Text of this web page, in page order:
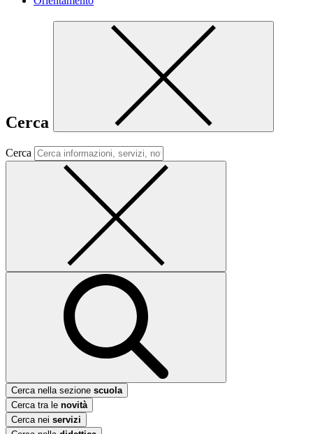
Cerca
Cerca
Cerca nella sezione scuola
Cerca tra le novità
Cerca nei servizi